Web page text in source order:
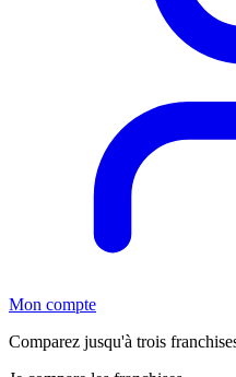
Mon compte
Comparez jusqu'à trois